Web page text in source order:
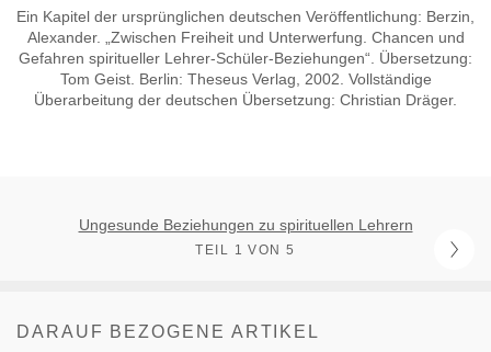
Ein Kapitel der ursprünglichen deutschen Veröffentlichung: Berzin,
Alexander. „Zwischen Freiheit und Unterwerfung. Chancen und
Gefahren spiritueller Lehrer-Schüler-Beziehungen“. Übersetzung:
Tom Geist. Berlin: Theseus Verlag, 2002. Vollständige
Überarbeitung der deutschen Übersetzung: Christian Dräger.
Ungesunde Beziehungen zu spirituellen Lehrern
TEIL 1 VON 5
DARAUF BEZOGENE ARTIKEL